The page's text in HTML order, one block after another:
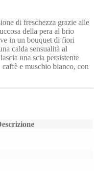
di freschezza grazie alle
della pera al brio
in un bouquet di fiori
calda sensualità al
una scia persistente
e muschio bianco, con